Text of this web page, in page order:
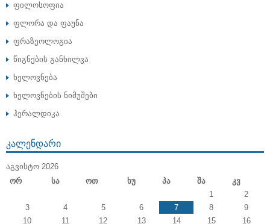
ფილოსოფია
ფლორა და ფაუნა
ფრაზეოლოგია
წიგნების განხილვა
ხელოვნება
ხელოვნების ნიმუშები
ჰერალდიკა
ᲙᲐᲚᲔᲜᲓᲐᲠᲘ
ᲐᲒᲕᲘᲡᲢᲝ 2026
Ორ
Სა Ოთ Ხუ Პა Შა
Კვ
1
2
3
4 5 6 7 8
9
10
11 12 13 14 15 16